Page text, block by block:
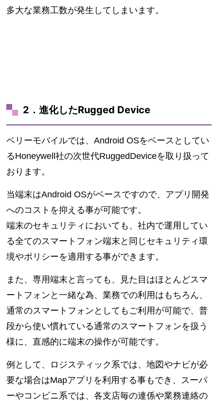
多大な業務工数が発生してしまいます。
2．進化したRugged Device
ベリーモバイルでは、Android OSをベースとしてい
るHoneywell社の次世代RuggedDeviceを取り扱って
おります。
当端末はAndroid OSがベースですので、アプリ開発
へのコストを抑える事が可能です。
端末のセキュリティにおいても、社内で運用してい
る全てのスマートフォン端末と同じセキュリティ環
境やポリシーを適用する事ができます。
また、専用端末と言っても、見た目はほとんどスマ
ートフォンと一緒な為、業務での利用はもちろん、
通常のスマートフォンとしてもご利用が可能で、普
段から使い慣れている通常のスマートフォンを扱う
様に、直感的に端末の操作が可能です。
例として、ロジスティック系では、地図やナビが必
要な場合はMapアプリを利用する事もでき、スーパ
ーやコンビニ系では、各支店毎の連係や業務連絡の